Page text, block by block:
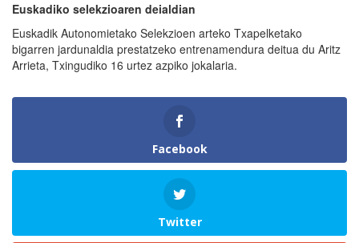
Euskadiko selekzioaren deialdian
Euskadik Autonomietako Selekzioen arteko Txapelketako
bigarren jardunaldia prestatzeko entrenamendura deitua du Aritz
Arrieta, Txingudiko 16 urtez azpiko jokalaria.
Facebook
Twitter